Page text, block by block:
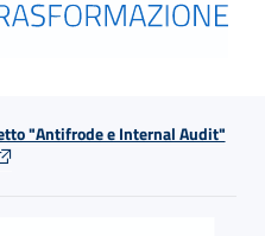
"Antifrode e Internal Audit"